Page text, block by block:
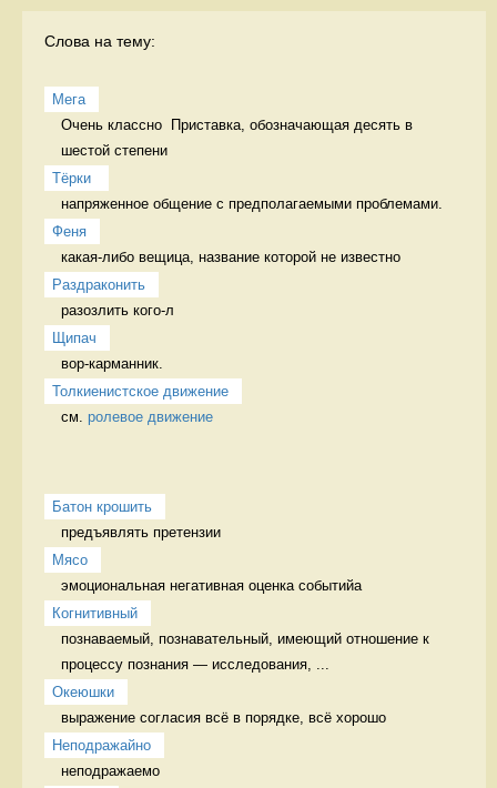
Слова на тему:
Мега
Очень классно  Приставка, обозначающая десять в
шестой степени
Тёрки
напряженное общение с предполагаемыми проблемами.
Феня
какая-либо вещица, название которой не известно
Раздраконить
разозлить кого-л
Щипач
вор-карманник.
Толкиенистское движение
см. ролевое движение
Батон крошить
предъявлять претензии
Мясо
эмоциональная негативная оценка событийа
Когнитивный
познаваемый, познавательный, имеющий отношение к
процессу познания — исследования, ...
Океюшки
выражение согласия всё в порядке, всё хорошо
Неподражайно
неподражаемо